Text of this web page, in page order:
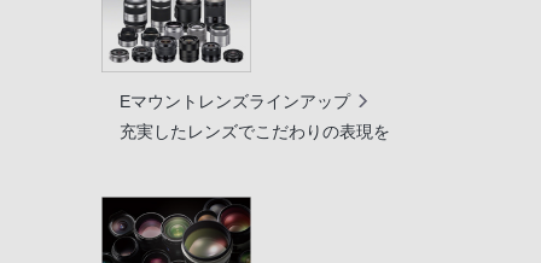
Eマウントレンズラインアップ
充実したレンズでこだわりの表現を